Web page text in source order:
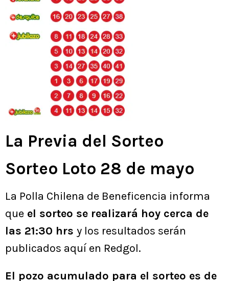
La Previa del Sorteo
Sorteo Loto 28 de mayo
La Polla Chilena de Beneficencia informa
que el sorteo se realizará hoy cerca de
las 21:30 hrs y los resultados serán
publicados aquí en Redgol.
El pozo acumulado para el sorteo es de